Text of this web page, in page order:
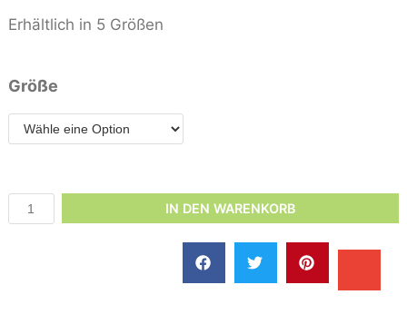
Erhältlich in 5 Größen
Größe
IN DEN WARENKORB